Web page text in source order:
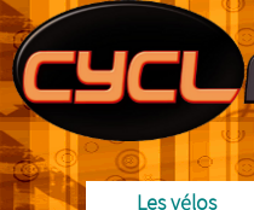
Les vélos